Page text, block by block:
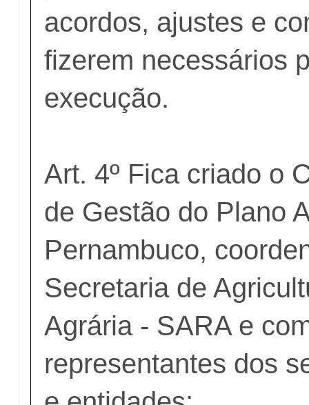
acordos, ajustes e
fizerem necessários
execução.
Art. 4º Fica criado o
de Gestão do Plano
Pernambuco,
Secretaria de
Agrária - SARA e
representantes dos